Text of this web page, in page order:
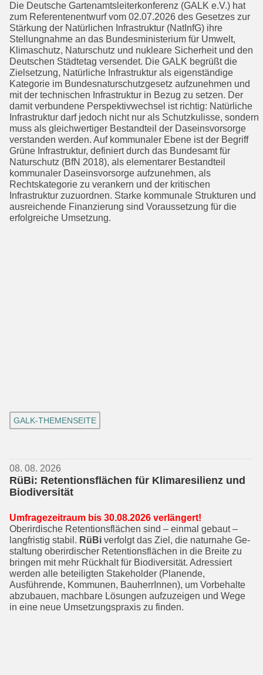
Die Deutsche Gartenamtsleiterkonfe­renz (GALK e.V.) hat
zum Referenten­entwurf vom 02.07.2026 des Gesetzes zur
Stärkung der Natürlichen Infra­struk­tur (NatInfG) ihre
Stellungnahme an das Bundesministerium für Umwelt,
Klima­schutz, Naturschutz und nukleare Sicherheit und den
Deutschen Städte­tag versendet. Die GALK begrüßt die
Zielsetzung, Natürliche Infrastruktur als eigenständige
Kategorie im Bundesna­tur­schutzgesetz aufzunehmen und
mit der technischen Infrastruktur in Bezug zu setzen. Der
damit verbundene Perspektivwechsel ist richtig: Natürliche
Infrastruktur darf jedoch nicht nur als Schutzkulisse, sondern
muss als gleichwertiger Bestandteil der Daseinsvorsorge
verstanden werden. Auf kommunaler Ebene ist der Begriff
Grüne Infrastruktur, definiert durch das Bundesamt für
Naturschutz (BfN 2018), als elemen­tarer Bestandteil
kommunaler Daseinsvorsorge aufzunehmen, als
Rechtskategorie zu verankern und der kritischen
Infrastruktur zuzuordnen. Starke kommunale Strukturen und
ausreichende Finanzierung sind Voraussetzung für die
erfolgreiche Umsetzung.
GALK-THEMENSEITE
08. 08. 2026
RüBi: Retentionsflächen für Klimaresilienz und
Biodiversität
Umfragezeitraum bis 30.08.2026 ver­längert!
Oberirdische Retentionsflächen sind – einmal gebaut –
langfristig stabil. RüBi verfolgt das Ziel, die naturnahe Ge­
staltung oberirdischer Retentionsflächen in die Breite zu
bringen mit mehr Rück­halt für Biodiversität. Adressiert
werden alle beteiligten Stakeholder (Planende,
Ausführende, Kommunen, BauherrIn­nen), um Vorbehalte
abzubauen, mach­bare Lösungen aufzuzeigen und Wege
in eine neue Umsetzungspraxis zu finden.